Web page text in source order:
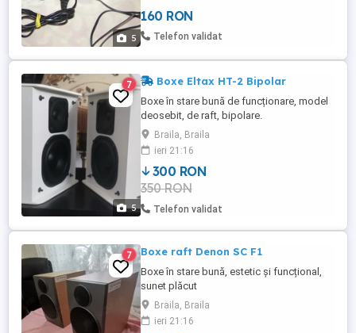
5
160 RON
Telefon validat
5
7 Boxe Eltax HT-2 Bipolar
Boxe în stare bună de funcționare, model
deosebit, de raft, bipolare.
Braila, Braila
ieri 21:16
300 RON
350 RON
Telefon validat
7 Boxe raft Denon SC F1
Boxe în stare bună, estetic și funcțional,
sunet plăcut
Braila, Braila
ieri 21:16